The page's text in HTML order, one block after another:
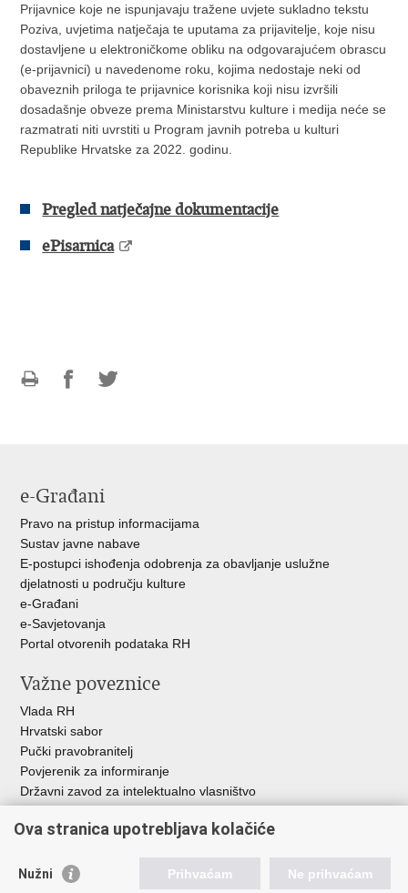
Prijavnice koje ne ispunjavaju tražene uvjete sukladno tekstu
Poziva, uvjetima natječaja te uputama za prijavitelje, koje nisu
dostavljene u elektroničkome obliku na odgovarajućem obrascu
(e-prijavnici) u navedenome roku, kojima nedostaje neki od
obaveznih priloga te prijavnice korisnika koji nisu izvršili
dosadašnje obveze prema Ministarstvu kulture i medija neće se
razmatrati niti uvrstiti u Program javnih potreba u kulturi
Republike Hrvatske za 2022. godinu.
Pregled natječajne dokumentacije
ePisarnica
e-Građani
Pravo na pristup informacijama
Sustav javne nabave
E-postupci ishođenja odobrenja za obavljanje uslužne
djelatnosti u području kulture
e-Građani
e-Savjetovanja
Portal otvorenih podataka RH
Važne poveznice
Vlada RH
Hrvatski sabor
Pučki pravobranitelj
Povjerenik za informiranje
Državni zavod za intelektualno vlasništvo
HAKOM
Ostale poveznice
Ova stranica upotrebljava kolačiće
Nužni Prihvaćam Ne prihvaćam